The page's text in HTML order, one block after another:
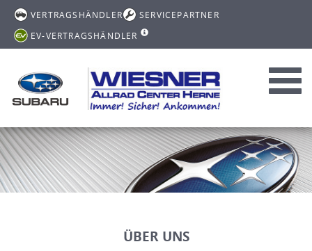
VERTRAGSHÄNDLER
SERVICEPARTNER
EV-VERTRAGSHÄNDLER
ÜBER UNS